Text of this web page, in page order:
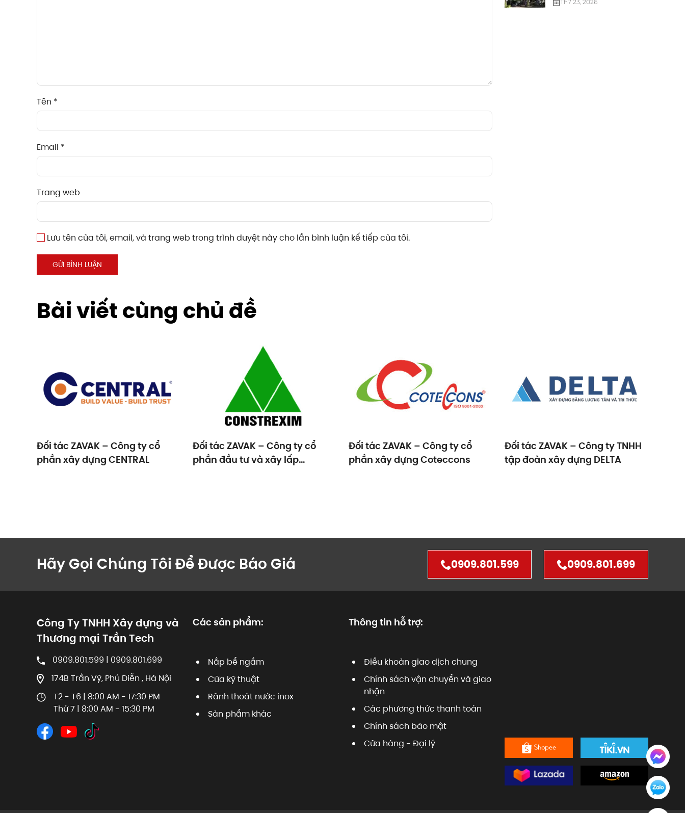
Tên *
Email *
Trang web
Lưu tên của tôi, email, và trang web trong trình duyệt này cho lần bình luận kế tiếp của tôi.
GỬI BÌNH LUẬN
Các Tiêu Chuẩn
Th7 23, 2026
Bài viết cùng chủ đề
Đối tác ZAVAK – Công ty cổ
phần xây dựng CENTRAL
Đối tác ZAVAK – Công ty cổ
phần đầu tư và xây lấp
Đối tác ZAVAK – Công ty cổ
phần xây dựng Coteccons
Đối tác ZAVAK – Công ty TNHH
tập đoàn xây dựng DELTA
Hãy Gọi Chúng Tôi Để Được Báo Giá 0909.801.599 0909.801.699
Công Ty TNHH Xây dựng và
Thương mại Trần Tech
0909.801.599 | 0909.801.699
174B Trần Vỹ, Phú Diễn , Hà Nội
T2 - T6 | 8:00 AM - 17:30 PM
Thứ 7 | 8:00 AM - 15:30 PM
Các sản phẩm:
Nắp bể ngầm
Cửa kỹ thuật
Rãnh thoát nước inox
Sản phẩm khác
Thông tin hỗ trợ:
Điều khoản giao dịch chung
Chính sách vận chuyển và giao
nhận
Các phương thức thanh toán
Chính sách bảo mật
Cửa hàng - Đại lý